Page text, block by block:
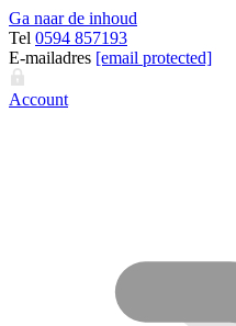
Ga naar de inhoud
Tel 0594 857193
E-mailadres [email protected]
Account